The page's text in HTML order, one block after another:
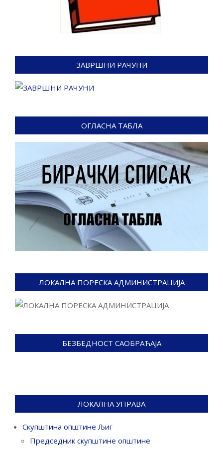
ЗАВРШНИ РАЧУНИ
ОГЛАСНА ТАБЛА
ЛОКАЛНА ПОРЕСКА АДМИНИСТРАЦИЈА
БЕЗБЕДНОСТ САОБРАЋАЈА
ЛОКАЛНА УПРАВА
Скупштина општине Љиг
Председник скупштине општине